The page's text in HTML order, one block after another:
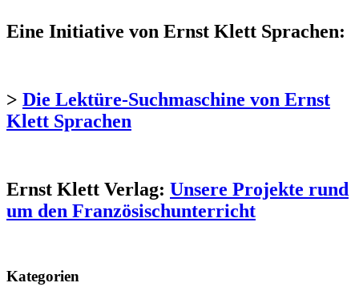
Eine Initiative von Ernst Klett Sprachen:
> Die Lektüre-Suchmaschine von Ernst
Klett Sprachen
Ernst Klett Verlag: Unsere Projekte rund
um den Französischunterricht
Kategorien